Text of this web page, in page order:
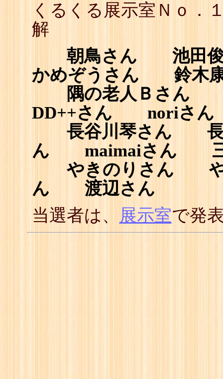
くるくる展示室Ｎｏ
解
朝鳥さん 池田
かめぞうさん 鈴木
隅の老人Ｂさ
DD++さん noriさん
長谷川琴さん 長
ん maimaiさん 三
やきのりさん や
ん 渡辺さん
当選者は、
展示室で発